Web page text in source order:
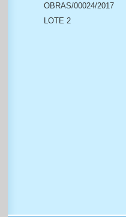
OBRAS/00024/2017
LOTE 2